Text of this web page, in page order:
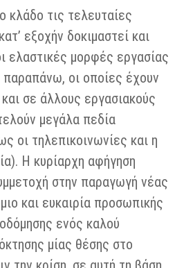
κλάδο τις τελευταίες
εξοχήν δοκιμαστεί και
ελαστικές μορφές εργασίας
οι οποίες έχουν
σε άλλους εργασιακούς
μεγάλα πεδία
οι τηλεπικοινωνίες και η
Η κυρίαρχη αφήγηση
στην παραγωγή νέας
και ευκαιρία προσωπικής
ενός καλού
μίας θέσης στο